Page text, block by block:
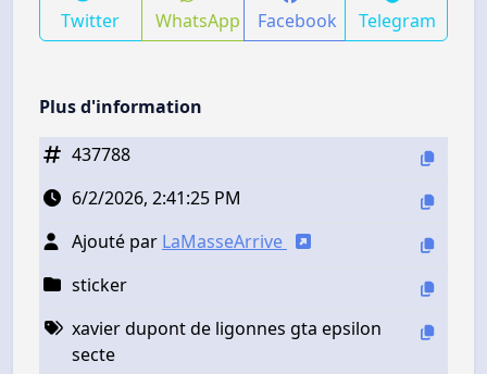
Twitter WhatsApp Facebook Telegram
Plus d'information
437788
6/2/2026, 2:41:25 PM
Ajouté par LaMasseArrive
sticker
xavier dupont de ligonnes gta epsilon
secte